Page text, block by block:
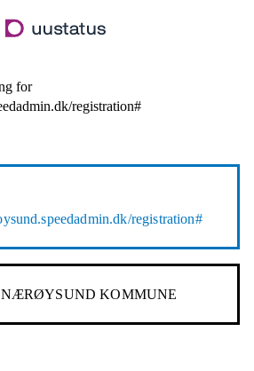
til
for
registration#
registration#
NÆRØYSUND KOMMUNE